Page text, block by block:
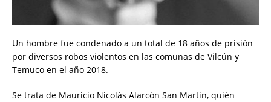
Un hombre fue condenado a un total de 18 años de prisión
por diversos robos violentos en las comunas de Vilcún y
Temuco en el año 2018.
Se trata de Mauricio Nicolás Alarcón San Martin, quién